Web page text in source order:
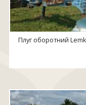
Плуг оборотний